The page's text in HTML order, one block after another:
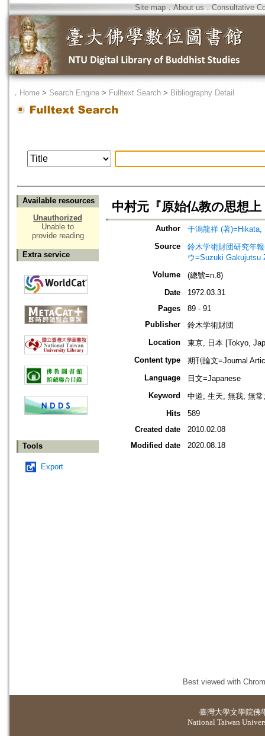
Site map．About us ． Consultative
． Home > Search Engine > Fulltext Search > Bibliography Detail
Available resources
Unauthorized
Unable to
provide reading
Extra service
Tools
Export
中村元『原始仏教の思想
Author
干潟龍祥 (著)=Hikata,
Source
鈴木学術財団研究年
ウ=Suzuki Gakujutsu
Volume
(總號=n.8)
Date
1972.03.31
Pages
89 - 91
Publisher
鈴木学術財団
Location
東京, 日本 [Tokyo,
Content type
期刊論文=Journal
Language
日文=Japanese
Keyword
中道; 生天; 無我; 無
Hits
589
Created date
2010.02.08
Modified date
2020.08.18
Best viewed with
臺灣大學文學院佛
National Taiwan